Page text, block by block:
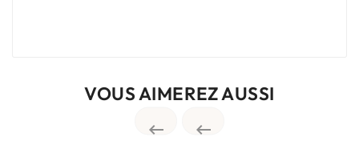
VOUS AIMEREZ AUSSI
 